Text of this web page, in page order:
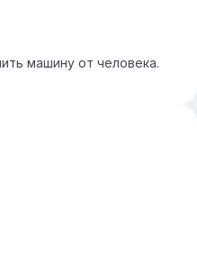
машину от человека.